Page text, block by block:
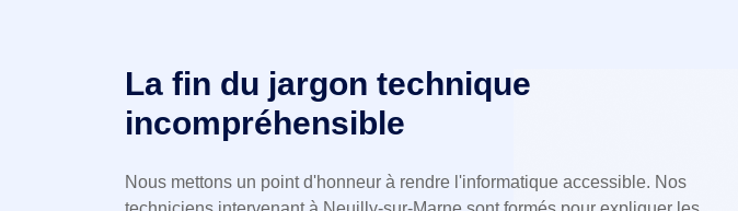
La fin du jargon technique
incompréhensible
Nous mettons un point d'honneur à rendre l'informatique accessible. Nos